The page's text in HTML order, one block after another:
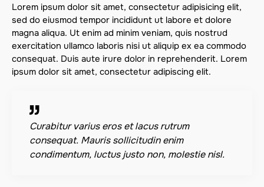
Lorem ipsum dolor sit amet, consectetur adipisicing elit,
sed do eiusmod tempor incididunt ut labore et dolore
magna aliqua. Ut enim ad minim veniam, quis nostrud
exercitation ullamco laboris nisi ut aliquip ex ea commodo
consequat. Duis aute irure dolor in reprehenderit. Lorem
ipsum dolor sit amet, consectetur adipiscing elit.
Curabitur varius eros et lacus rutrum
consequat. Mauris sollicitudin enim
condimentum, luctus justo non, molestie nisl.